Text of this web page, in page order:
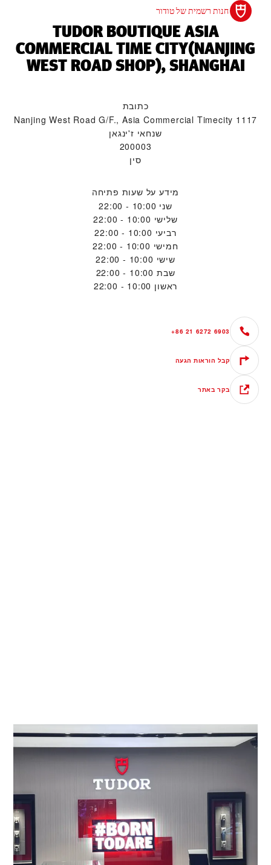
חנות רשמית של טודור
‭TUDOR BOUTIQUE ASIA
COMMERCIAL TIME CITY(NANJING
WEST ROAD SHOP), SHANGHAI‬
כתובת
1117 Nanjing West Road G/F., Asia Commercial Timecity
שנחאי ז'ינגאן
200003
סין
מידע על שעות פתיחה
שני 10:00 - 22:00
שלישי 10:00 - 22:00
רביעי 10:00 - 22:00
חמישי 10:00 - 22:00
שישי 10:00 - 22:00
שבת 10:00 - 22:00
ראשון 10:00 - 22:00
+86 21 6272 6903
קבל הוראות הגעה
בקר באתר